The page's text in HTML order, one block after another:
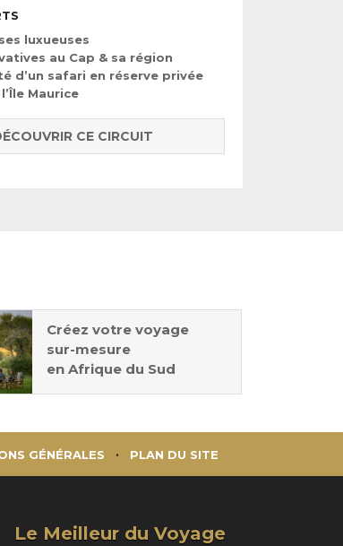
luxueuses
au Cap & sa région
d’un safari en réserve privée
Maurice
CE CIRCUIT
Créez votre voyage
sur-mesure
en Afrique du Sud
GÉNÉRALES PLAN DU SITE
Le Meilleur du Voyage